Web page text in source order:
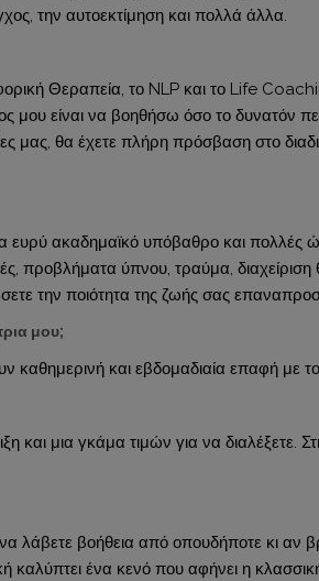
την αυτοεκτίμηση και πολλά άλλα.
Θεραπεία, το NLP και το Life
μου είναι να βοηθήσω όσο το δυνατόν
μας, θα έχετε πλήρη πρόσβαση στο
ακαδημαϊκό υπόβαθρο και πολλές
προβλήματα ύπνου, τραύμα,
την ποιότητα της ζωής σας
μου;
καθημερινή και εβδομαδιαία επαφή με
μια γκάμα τιμών για να διαλέξετε.
λάβετε βοήθεια από οπουδήποτε κι αν
ένα κενό που αφήνει η κλασσική